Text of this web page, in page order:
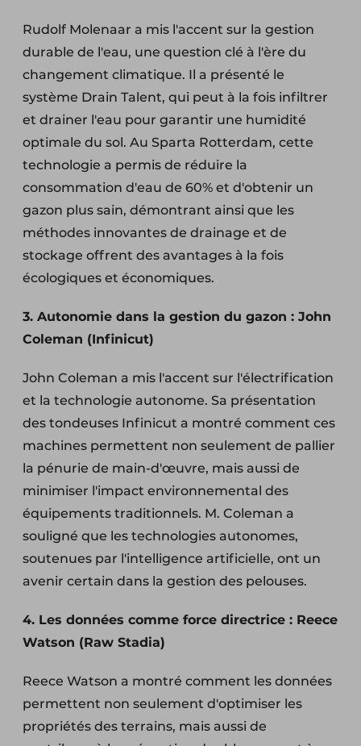
Rudolf Molenaar a mis l'accent sur la gestion
durable de l'eau, une question clé à l'ère du
changement climatique. Il a présenté le
système Drain Talent, qui peut à la fois infiltrer
et drainer l'eau pour garantir une humidité
optimale du sol. Au Sparta Rotterdam, cette
technologie a permis de réduire la
consommation d'eau de 60% et d'obtenir un
gazon plus sain, démontrant ainsi que les
méthodes innovantes de drainage et de
stockage offrent des avantages à la fois
écologiques et économiques.
3. Autonomie dans la gestion du gazon : John
Coleman (Infinicut)
John Coleman a mis l'accent sur l'électrification
et la technologie autonome. Sa présentation
des tondeuses Infinicut a montré comment ces
machines permettent non seulement de pallier
la pénurie de main-d'œuvre, mais aussi de
minimiser l'impact environnemental des
équipements traditionnels. M. Coleman a
souligné que les technologies autonomes,
soutenues par l'intelligence artificielle, ont un
avenir certain dans la gestion des pelouses.
4. Les données comme force directrice : Reece
Watson (Raw Stadia)
Reece Watson a montré comment les données
permettent non seulement d'optimiser les
propriétés des terrains, mais aussi de